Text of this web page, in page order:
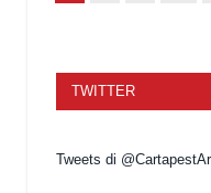
TWITTER
Tweets di